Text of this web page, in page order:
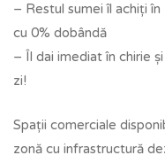
– Restul sumei îl achiți
cu 0% dobândă
– Îl dai imediat în chirie
zi!
Spații comerciale
zonă cu infrastructură